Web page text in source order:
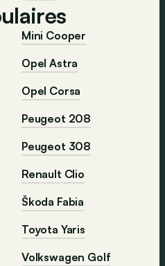
Mini Cooper
Opel Astra
Opel Corsa
Peugeot 208
Peugeot 308
Renault Clio
Škoda Fabia
Toyota Yaris
Volkswagen Golf